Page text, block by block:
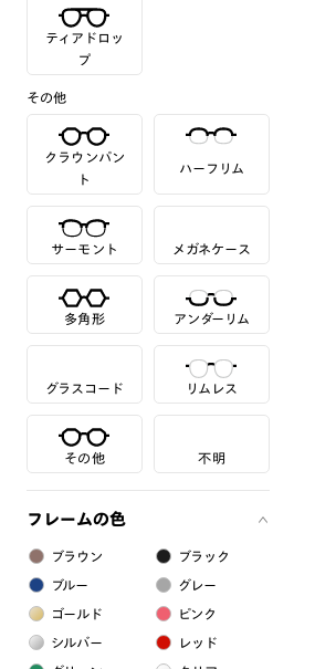
ティアドロッ
プ
その他
クラウンパン
ト
ハーフリム
サーモント メガネケース
多角形 アンダーリム
グラスコード リムレス
その他 不明
フレームの色
ブラウン ブラック
ブルー グレー
ゴールド ピンク
シルバー レッド